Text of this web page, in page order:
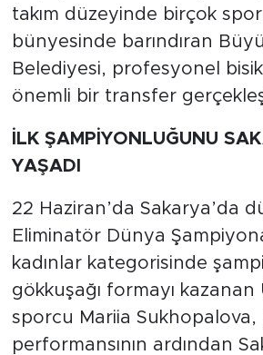
takım düzeyinde birçok
bünyesinde barındıran
Belediyesi, profesyonel
önemli bir transfer
İLK ŞAMPİYONLUĞUNU
YAŞADI
22 Haziran’da Sakarya’da
Eliminatör Dünya
kadınlar kategorisinde
gökkuşağı formayı kazanan
sporcu Mariia Sukhopalova,
performansının ardından